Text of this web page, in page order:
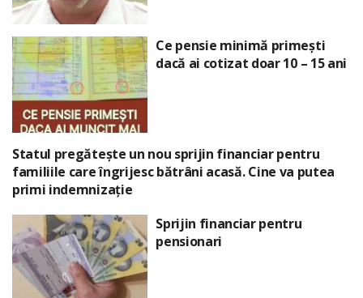
Ce pensie minimă primești
dacă ai cotizat doar 10 – 15 ani
Statul pregătește un nou sprijin financiar pentru
familiile care îngrijesc bătrâni acasă. Cine va putea
primi indemnizație
Sprijin financiar pentru
pensionari